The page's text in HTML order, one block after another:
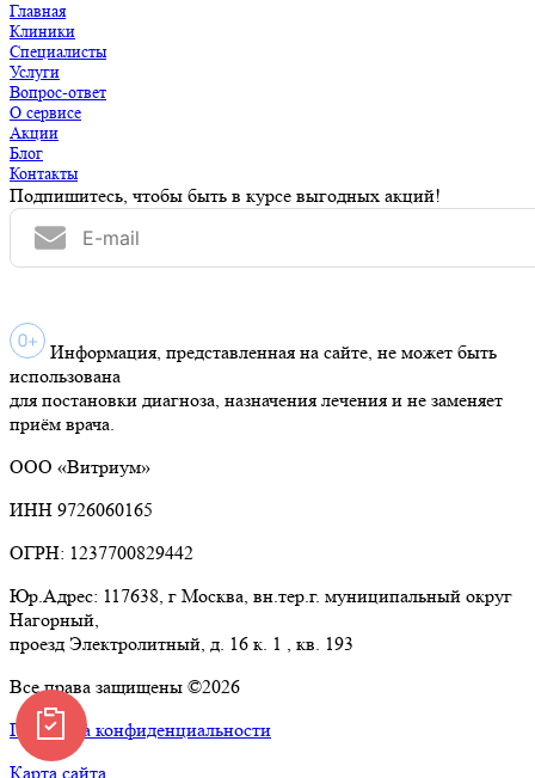
Главная
Клиники
Специалисты
Услуги
Вопрос-ответ
О сервисе
Акции
Блог
Контакты
Подпишитесь, чтобы быть в курсе выгодных акций!
Информация, представленная на сайте, не может быть
использована
для постановки диагноза, назначения лечения и не заменяет
приём врача.
ООО «Витриум»
ИНН 9726060165
ОГРН: 1237700829442
Юр.Адрес: 117638, г Москва, вн.тер.г. муниципальный округ
Нагорный,
проезд Электролитный, д. 16 к. 1 , кв. 193
Все права защищены ©2026
Политика конфиденциальности
Карта сайта